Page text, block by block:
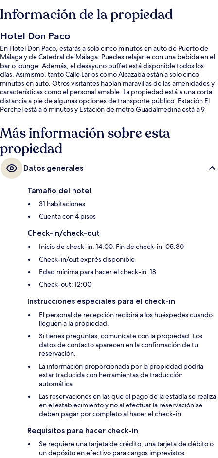
Información de la propiedad
Hotel Don Paco
En Hotel Don Paco, estarás a solo cinco minutos en auto de Puerto de
Málaga y de Catedral de Málaga. Puedes relajarte con una bebida en el
bar o lounge. Además, el desayuno buffet está disponible todos los
días. Asimismo, tanto Calle Larios como Alcazaba están a solo cinco
minutos en auto. Otros visitantes hablan maravillas de las amenidades y
características como el personal amable. La propiedad está a una corta
distancia a pie de algunas opciones de transporte público: Estación El
Perchel está a 6 minutos y Estación de metro Guadalmedina está a 9
Más información sobre esta
propiedad
Datos generales
Tamaño del hotel
31 habitaciones
Cuenta con 4 pisos
Check-in/check-out
Inicio de check-in: 14:00. Fin de check-in: 05:30
Check-in/out exprés disponible
Edad mínima para hacer el check-in: 18
Check-out: 12:00
Instrucciones especiales para el check-in
El personal de recepción recibirá a los huéspedes cuando
lleguen a la propiedad.
Si tienes preguntas, comunícate con la propiedad. Los
datos de contacto aparecen en la confirmación de tu
reservación.
La información proporcionada por la propiedad podría
estar traducida con herramientas de traducción
automática.
Las reservaciones en las que el pago de la estadía se realiza
en el establecimiento y no al efectuar la reservación se
deben pagar por completo al hacer el check-in.
Requisitos para hacer check-in
Se requiere una tarjeta de crédito, una tarjeta de débito o
un depósito en efectivo para cargos imprevistos